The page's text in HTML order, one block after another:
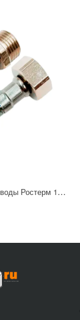
Гибкая подводка для воды Ростерм 1/2" 60 см НР-ВР